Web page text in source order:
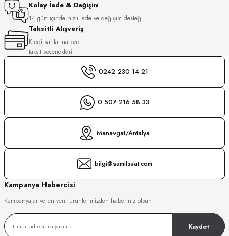
Kolay İade & Değişim
14 gün içinde hızlı iade ve değişim desteği.
Taksitli Alışveriş
Kredi kartlarına özel
taksit seçenekleri.
0242 230 14 21
0 507 216 58 33
Manavgat/Antalya
bilgi@samilsaat.com
Kampanya Habercisi
Kampanyalar ve en yeni ürünlerimizden haberiniz olsun
Kaydet